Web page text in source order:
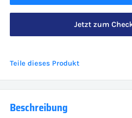
Jetzt zum
Teile dieses Produkt
Beschreibung